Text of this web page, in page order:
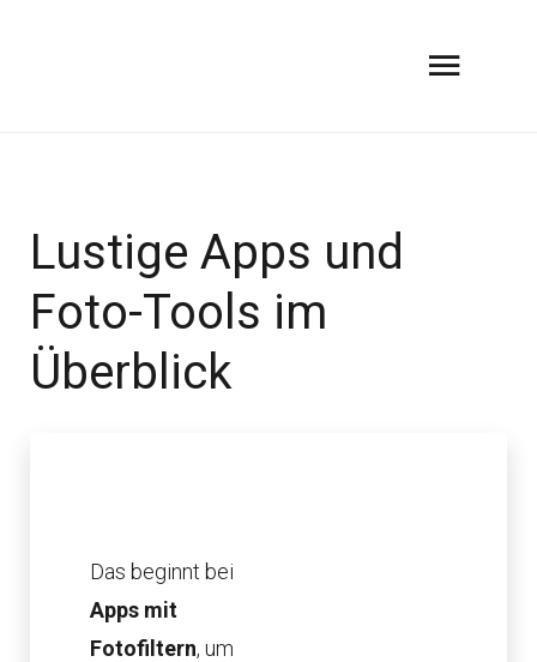
Lustige Apps und
Foto-Tools im
Überblick
Das beginnt bei
Apps mit
Fotofiltern, um